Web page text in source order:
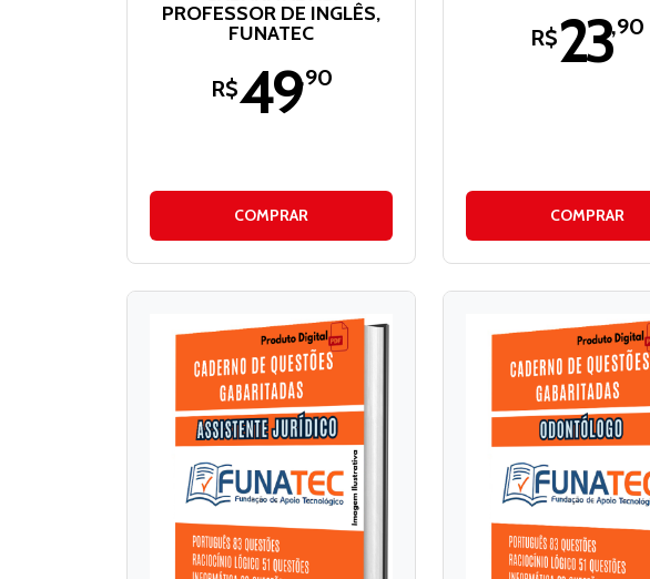
PROFESSOR DE INGLÊS,
FUNATEC
R$49,90
COMPRAR
R$23,90
COMPRAR